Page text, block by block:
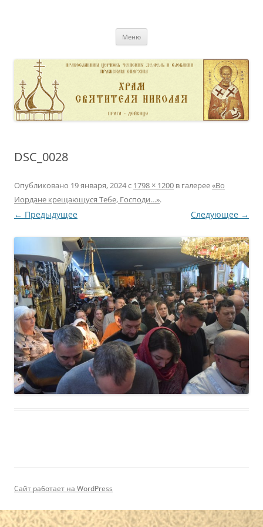
Меню
DSC_0028
Опубликовано 19 января, 2024с 1798 × 1200 в галерее«Во
Иордане крещающуся Тебе, Господи…».
← Предыдущее Следующее →
Сайт работает на WordPress